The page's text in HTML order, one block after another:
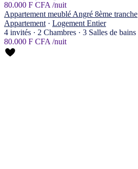
80.000 F CFA /nuit
Appartement meublé Angré 8ème tranche
Appartement · Logement Entier
4 invités · 2 Chambres · 3 Salles de bains
80.000 F CFA /nuit